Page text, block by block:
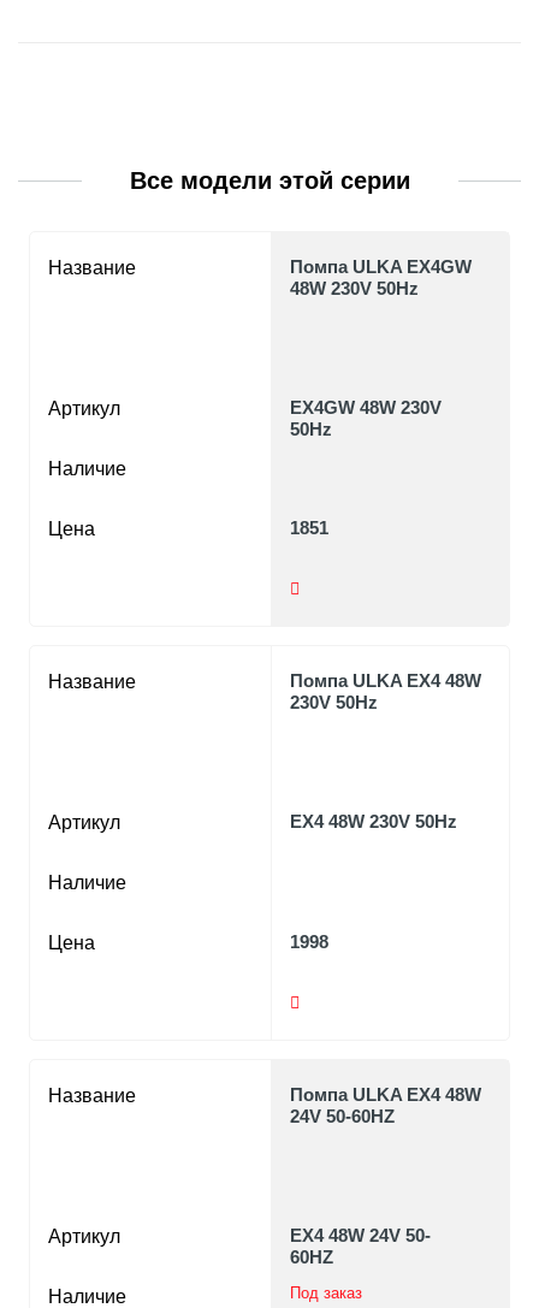
Все модели этой серии
Название
Артикул
Наличие
Цена
Помпа ULKA EX4GW
48W 230V 50Hz
EX4GW 48W 230V
50Hz
1851
Название
Артикул
Наличие
Цена
Помпа ULKA EX4 48W
230V 50Hz
EX4 48W 230V 50Hz
1998
Название
Артикул
Наличие
Помпа ULKA EX4 48W
24V 50-60HZ
EX4 48W 24V 50-
60HZ
Под заказ